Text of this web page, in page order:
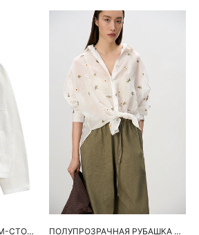
БОМБЕР С ВОРОТНИКОМ-СТОЙКОЙ ПОЛУПРОЗРАЧНАЯ РУБАШКА С РОМАШКАМИ